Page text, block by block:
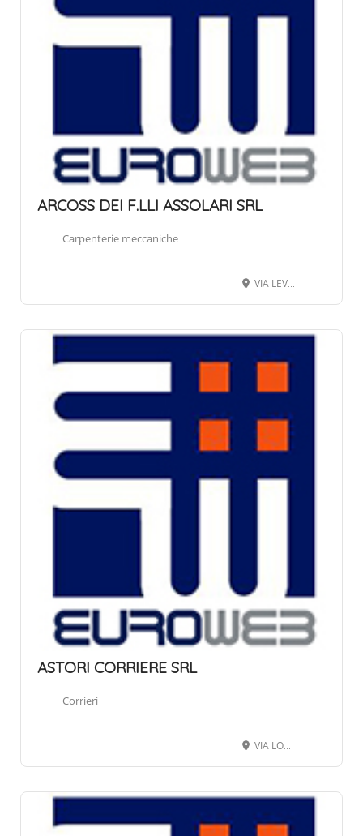
ARCOSS DEI F.LLI ASSOLARI SRL
Carpenterie meccaniche
VIA LEVATA 19/A, 24068 SERIATE BG
ASTORI CORRIERE SRL
Corrieri
VIA LOCATELLI ANTONIO , 24068 SERIATE BG